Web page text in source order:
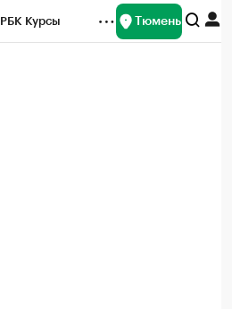
РБК Курсы Тюмень